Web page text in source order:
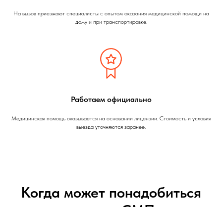
На вызов приезжают специалисты с опытом оказания медицинской помощи на
дому и при транспортировке.
Работаем официально
Медицинская помощь оказывается на основании лицензии. Стоимость и условия
выезда уточняются заранее.
Когда может понадобиться